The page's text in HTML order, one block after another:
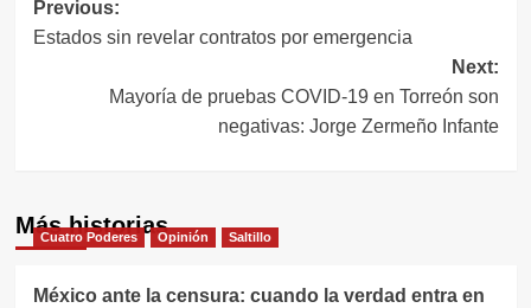
Navegación
de
entradas
Previous:
Estados sin revelar contratos por emergencia
Next:
Mayoría de pruebas COVID-19 en Torreón son
negativas: Jorge Zermeño Infante
Más historias
Cuatro Poderes Opinión Saltillo
México ante la censura: cuando la verdad entra en